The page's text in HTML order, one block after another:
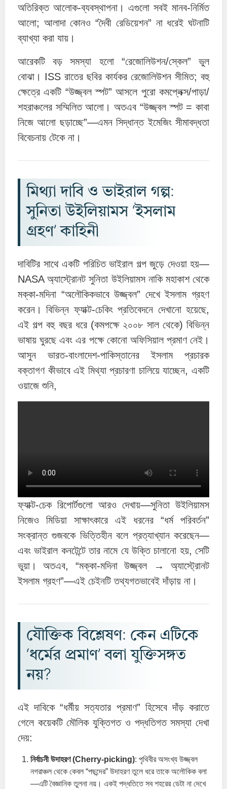
অতিরিক্ত আলোক-ব্যবস্থাপনা। এগুলো সবই মানব-নির্মিত
আলো; আলাদা কোনও “দৈবী রেডিয়েশন” না ধরেই ঘটনাটি
ব্যাখ্যা করা যায়।
আরেকটি বড় সমস্যা হলো “রেজোলিউশন/স্কেল” ভুল
বোঝা। ISS রাতের ছবির কার্যকর রেজোলিউশন সীমিত; বহু
ক্ষেত্রে একটি “উজ্জ্বল স্পট” আসলে পুরো কমপ্লেক্স/পাড়া/
শহরাঞ্চলের সম্মিলিত আলো। অতএব “উজ্জ্বল স্পট = কাবা
নিজে আলো ছড়াচ্ছে”—এমন সিদ্ধান্ত ইমেজিং সীমাবদ্ধতা
বিবেচনায় টেকে না।
মিথ্যা দাবি ও ভাইরাল গল্প:
সুনিতা উইলিয়ামস ‘ইসলাম
গ্রহণ’ কাহিনী
দাবিটির সাথে একটি পরিচিত ভাইরাল গল্প জুড়ে দেওয়া হয়—
NASA অ্যাস্ট্রোনট সুনিতা উইলিয়ামস নাকি মহাকাশ থেকে
মক্কা-মদিনা “অলৌকিকভাবে উজ্জ্বল” দেখে ইসলাম গ্রহণ
করেন। বিভিন্ন ফ্যাক্ট-চেকিং প্রতিবেদনে দেখানো হয়েছে,
এই গল্প বহু বছর ধরে (কমপক্ষে ২০০৮ সাল থেকে) বিভিন্ন
ভাষায় ঘুরছে এবং এর পক্ষে কোনো অফিসিয়াল প্রমাণ নেই।
আসুন ভারত-বাংলাদেশ-পাকিস্তানের ইসলাম প্রচারক
বক্তাগণ কীভাবে এই মিথ্যা প্রচারণা চালিয়ে যাচ্ছেন, একটি
ওয়াজে শুনি,
ফ্যাক্ট-চেক রিপোর্টগুলো আরও দেখায়—সুনিতা উইলিয়ামস
নিজেও মিডিয়া সাক্ষাৎকারে এই ধরনের “ধর্ম পরিবর্তন”
সংক্রান্ত গুজবকে ভিত্তিহীন বলে প্রত্যাখ্যান করেছেন—
এবং ভাইরাল কনটেন্টে তার নামে যে উক্তি চালানো হয়, সেটি
ভুয়া। অতএব, “মক্কা-মদিনা উজ্জ্বল → অ্যাস্ট্রোনট
ইসলাম গ্রহণ”—এই চেইনটি তথ্যগতভাবেই দাঁড়ায় না।
যৌক্তিক বিশ্লেষণ: কেন এটিকে
‘ধর্মের প্রমাণ’ বলা যুক্তিসঙ্গত
নয়?
এই দাবিকে “ধর্মীয় সত্যতার প্রমাণ” হিসেবে দাঁড় করাতে
গেলে কয়েকটি মৌলিক যুক্তিগত ও পদ্ধতিগত সমস্যা দেখা
দেয়:
নির্বাচনী উদাহরণ (Cherry-picking): পৃথিবীর অসংখ্য উজ্জ্বল
নগরাঞ্চল থেকে কেবল “পছন্দের” উদাহরণ তুলে ধরে তাকে অলৌকিক বলা
—এটি বৈজ্ঞানিক তুলনা নয়। একই পদ্ধতিতে সব শহরের ডেটা না দেখে